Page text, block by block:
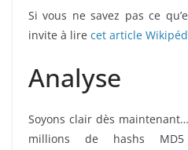
Si vous ne savez pas ce
invite à lire cet article
Analyse
Soyons clair dès
millions de hashs